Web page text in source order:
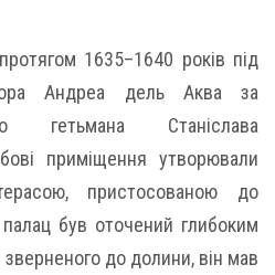
1635–1640 років під
Андреа дель Аква за
гетьмана Станіслава
приміщення утворювали
пристосованою до
був оточений глибоким
зверненого до долини, він мав